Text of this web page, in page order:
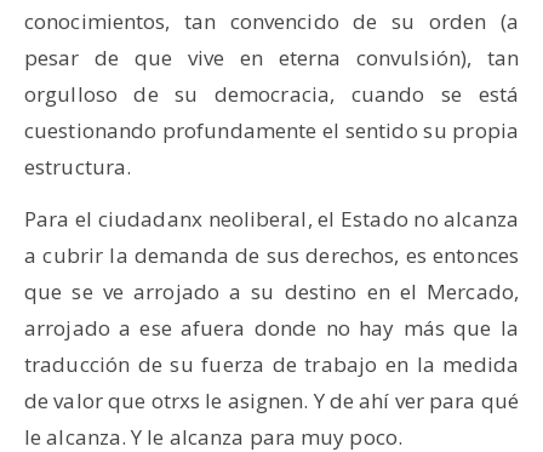
conocimientos, tan convencido de su orden (a
pesar de que vive en eterna convulsión), tan
orgulloso de su democracia, cuando se está
cuestionando profundamente el sentido su propia
estructura.
Para el ciudadanx neoliberal, el Estado no alcanza
a cubrir la demanda de sus derechos, es entonces
que se ve arrojado a su destino en el Mercado,
arrojado a ese afuera donde no hay más que la
traducción de su fuerza de trabajo en la medida
de valor que otrxs le asignen. Y de ahí ver para qué
le alcanza. Y le alcanza para muy poco.